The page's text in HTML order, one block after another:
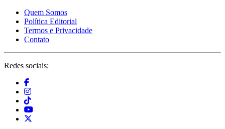
Quem Somos
Política Editorial
Termos e Privacidade
Contato
Redes sociais: